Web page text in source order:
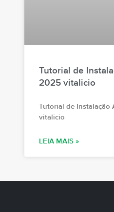
Tutorial de
2025 vitalicio
Tutorial de Instalação
vitalicio
LEIA MAIS »